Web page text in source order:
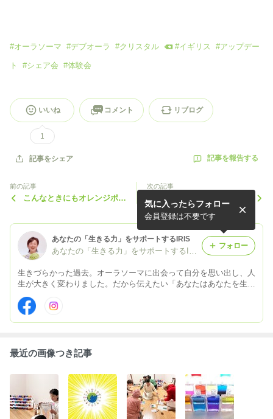
#オーラソーマ #デブオーラ #クリスタル #イギリス #アップデー
ト #シェア会 #体験会
いいね
1
コメント リブログ
記事をシェア 記事を報告する
前の記事
こんなときにもオレンジポマ
次の記事
今夜８時～ シェアナイト
（リンク訂正）
あなたの「生きる力」をサポートするIRIS
あなたの「生きる力」をサポートするIRIS～イリス☆彡
生きづらかった過去。オーラソーマに出会って自分を思い出し、人
生が大きく変わりました。だから伝えたい「あなたはあなたを生き
だいまゴールド免許を研磨中(^^)/
気に入ったらフォロー
会員登録は不要です
フォロー
最近の画像つき記事